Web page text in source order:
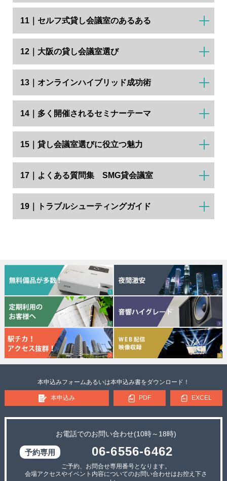
11｜セルフ式貸し会議室のあるある
12｜大阪の貸し会議室選び
13｜オンラインハイブリッド成功術
14｜多く開催されるセミナーテーマ
15｜貸し会議室選びに役立つ魅力
17｜よくある質問集 SMG貸会議室
19｜トラブルシューティングガイド
本申込みフォームあるいは本申込み書をダウンロード！
本申込み PDF EXCEL
お電話でのお問い合わせ(10時～18時)
06-6556-6462
ご予約、お問合せ専用番号となります。
会場アクセスやイベント内容についてのお問い合わせはお控え下さ